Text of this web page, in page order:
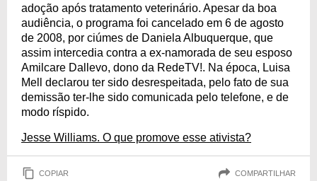
adoção após tratamento veterinário. Apesar da boa
audiência, o programa foi cancelado em 6 de agosto
de 2008, por ciúmes de Daniela Albuquerque, que
assim intercedia contra a ex-namorada de seu esposo
Amilcare Dallevo, dono da RedeTV!. Na época, Luisa
Mell declarou ter sido desrespeitada, pelo fato de sua
demissão ter-lhe sido comunicada pelo telefone, e de
modo ríspido.
Jesse Williams. O que promove esse ativista?
COPIAR COMPARTILHAR